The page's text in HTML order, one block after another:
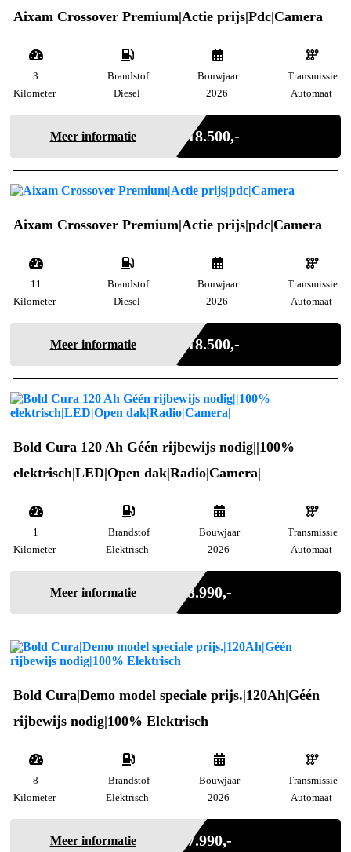
Aixam Crossover Premium|Actie prijs|Pdc|Camera
3
Kilometer
Brandstof
Diesel
Bouwjaar
2026
Transmissie
Automaat
Meer informatie € 18.500,-
Aixam Crossover Premium|Actie prijs|pdc|Camera
11
Kilometer
Brandstof
Diesel
Bouwjaar
2026
Transmissie
Automaat
Meer informatie € 18.500,-
Bold Cura 120 Ah Géén rijbewijs nodig||100%
elektrisch|LED|Open dak|Radio|Camera|
1
Kilometer
Brandstof
Elektrisch
Bouwjaar
2026
Transmissie
Automaat
Meer informatie € 8.990,-
Bold Cura|Demo model speciale prijs.|120Ah|Géén
rijbewijs nodig|100% Elektrisch
8
Kilometer
Brandstof
Elektrisch
Bouwjaar
2026
Transmissie
Automaat
Meer informatie € 7.990,-